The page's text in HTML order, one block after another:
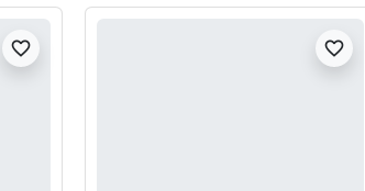
favorite_border favorite_border